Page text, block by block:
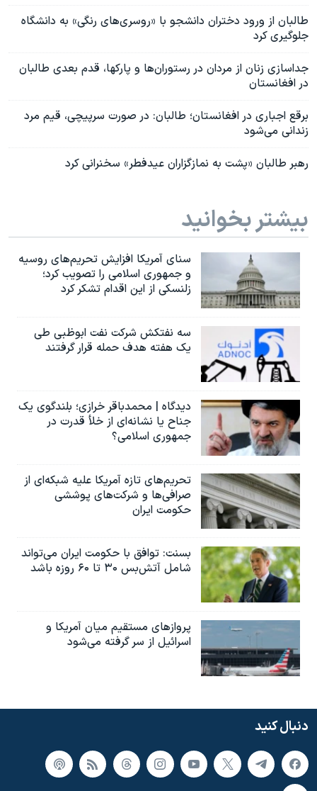
طالبان از ورود دختران دانشجو با «روسری‌های رنگی» به دانشگاه
جلوگیری کرد
جداسازی زنان از مردان در رستوران‌ها و پارکها، قدم بعدی طالبان
در افغانستان
برقع اجباری در افغانستان؛ طالبان: در صورت سرپیچی، قیم مرد
زندانی می‌شود
رهبر طالبان «پشت به نمازگزاران عیدفطر» سخنرانی کرد
بیشتر بخوانید
سنای آمریکا افزایش تحریم‌های روسیه
و جمهوری اسلامی را تصویب کرد؛
زلنسکی از این اقدام تشکر کرد
سه نفتکش شرکت نفت ابوظبی طی
یک هفته هدف حمله قرار گرفتند
دیدگاه | محمدباقر خرازی؛ بلندگوی یک
جناح یا نشانه‌ای از خلأ قدرت در
جمهوری اسلامی؟
تحریم‌های تازه آمریکا علیه شبکه‌ای از
صرافی‌ها و شرکت‌های پوششی
حکومت ایران
بسنت: توافق با حکومت ایران می‌تواند
شامل آتش‌بس ۳۰ تا ۶۰ روزه باشد
پروازهای مستقیم میان آمریکا و
اسرائیل از سر گرفته می‌شود
دنبال کنید